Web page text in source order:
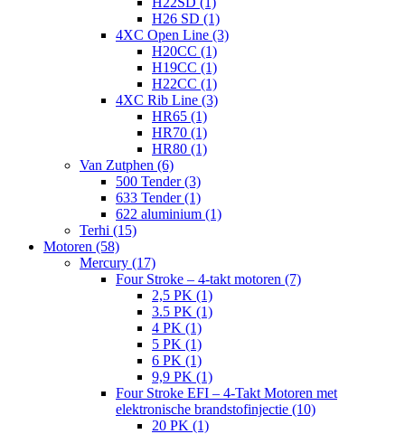
H26 SD (1)
4XC Open Line (3)
H20CC (1)
H19CC (1)
H22CC (1)
4XC Rib Line (3)
HR65 (1)
HR70 (1)
HR80 (1)
Van Zutphen (6)
500 Tender (3)
633 Tender (1)
622 aluminium (1)
Terhi (15)
Motoren (58)
Mercury (17)
Four Stroke – 4-takt motoren (7)
2,5 PK (1)
3.5 PK (1)
4 PK (1)
5 PK (1)
6 PK (1)
9,9 PK (1)
Four Stroke EFI – 4-Takt Motoren met
elektronische brandstofinjectie (10)
20 PK (1)